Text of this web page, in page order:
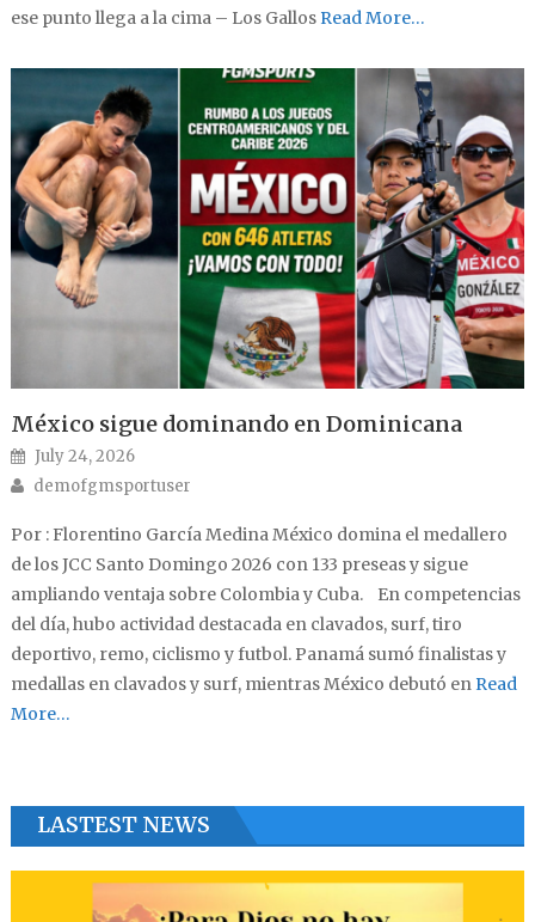
ese punto llega a la cima – Los GallosRead More…
México sigue dominando en Dominicana
Posted on
July 24, 2026
Author
demofgmsportuser
Por : Florentino García Medina México domina el medallero
de los JCC Santo Domingo 2026 con 133 preseas y sigue
ampliando ventaja sobre Colombia y Cuba. En competencias
del día, hubo actividad destacada en clavados, surf, tiro
deportivo, remo, ciclismo y futbol. Panamá sumó finalistas y
medallas en clavados y surf, mientras México debutó enRead
More…
LASTEST NEWS